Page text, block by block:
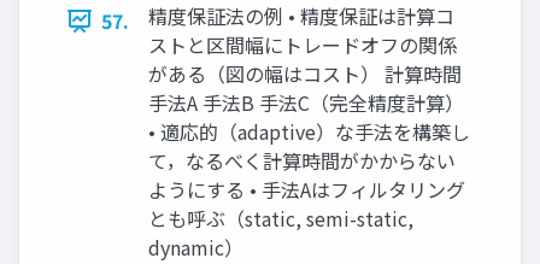
57.
精度保証法の例 • 精度保証は計算コ
ストと区間幅にトレードオフの関係
がある（図の幅はコスト） 計算時間
手法A 手法B 手法C（完全精度計算）
• 適応的（adaptive）な手法を構築し
て，なるべく計算時間がかからない
ようにする • 手法Aはフィルタリング
とも呼ぶ（static, semi-static,
dynamic）